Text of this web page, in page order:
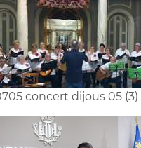
concert dijous 05 (3)